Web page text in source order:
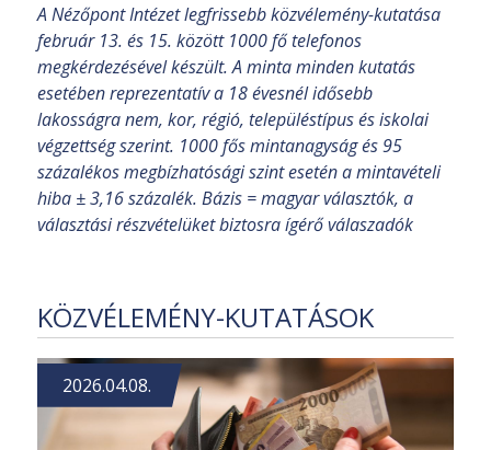
A Nézőpont Intézet legfrissebb közvélemény-kutatása
február 13. és 15. között 1000 fő telefonos
megkérdezésével készült. A minta minden kutatás
esetében reprezentatív a 18 évesnél idősebb
lakosságra nem, kor, régió, településtípus és iskolai
végzettség szerint. 1000 fős mintanagyság és 95
százalékos megbízhatósági szint esetén a mintavételi
hiba ± 3,16 százalék. Bázis = magyar választók, a
választási részvételüket biztosra ígérő válaszadók
KÖZVÉLEMÉNY-KUTATÁSOK
2026.04.08.